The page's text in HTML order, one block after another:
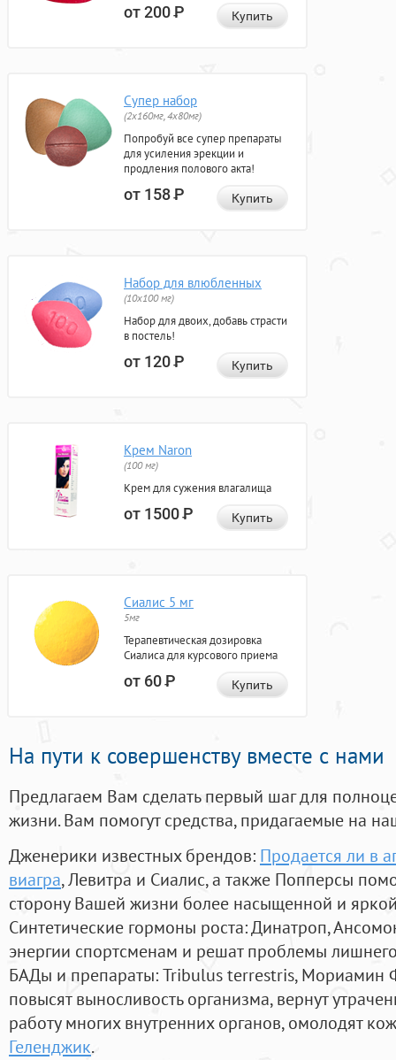
от 200Р Купить
Супер набор
(2х160мг, 4х80мг)
Попробуй все супер препараты
для усиления эрекции и
продления полового акта!
от 158Р Купить
Набор для влюбленных
(10х100 мг)
Набор для двоих, добавь страсти
в постель!
от 120Р Купить
Крем Naron
(100 мг)
Крем для сужения влагалища
от 1500Р Купить
Сиалис 5 мг
5мг
Терапевтическая дозировка
Сиалиса для курсового приема
от 60Р Купить
На пути к совершенству вместе с нами
Предлагаем Вам сделать первый шаг для
жизни. Вам помогут средства, придагаемые на
Дженерики известных брендов: Продается ли в
виагра, Левитра и Сиалис, а также Попперсы
сторону Вашей жизни более насыщенной и
Синтетические гормоны роста: Динатроп,
энергии спортсменам и решат проблемы
БАДы и препараты:Tribulus terrestris, Мориамин
повысят выносливость организма, вернут
работу многих внутренних органов, омолодят
Геленджик.